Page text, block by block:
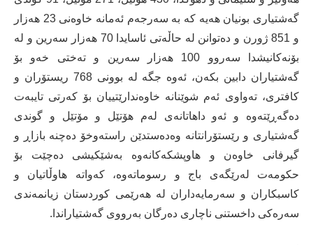
گەشتیاری بونیان هەیە كە بە سەرجەم ئەمانە خاوەنی 23 هەزار
و 851 ژورن و دەتوانن لە حاڵەتی ئاسایدا 70 هەزار سەرین و لە
بۆنەكانیشدا سەروو 100 هەزار سەرین و تەختی خەو بۆ
گەشتیاران دابین بكەن، ئەوە جگە لە بوونی 768 ریستۆران و
كافتری، تەواوی ئەم شوێنانە خاوەندارێتییان بۆ كەرتی تایبەت
دەگەڕێتەوە و ئەو داهاتانەی لەم هۆتێل و مۆتێل و گوندی
گەشتیاری و رێستۆرانتانە وەدەستدێن راستەوخۆ دەچنە بازاڕ و
گیرفانی خاوەن و هاوپشكەكانەوە بەشێكیشی دەچێت بۆ
حكومەت لەرێگەی باج و رسوماتەوە، كەواتە هاوڵاتیان و
كاسبكاران و سەرمایەداران لە هەرێمی كوردستان زیانمەندی
سەرەكی داخستنی ناچاری دەرگان بەرووی گەشتیاراندا.